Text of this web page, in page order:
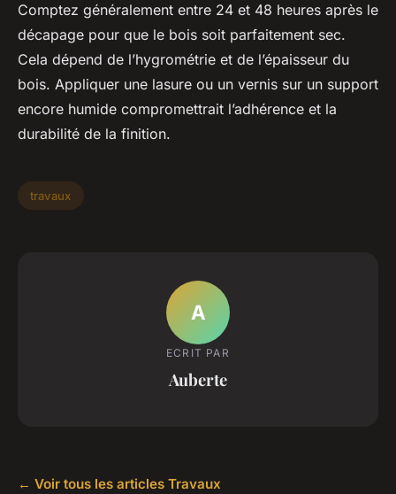
Comptez généralement entre 24 et 48 heures après le
décapage pour que le bois soit parfaitement sec.
Cela dépend de l’hygrométrie et de l’épaisseur du
bois. Appliquer une lasure ou un vernis sur un support
encore humide compromettrait l’adhérence et la
durabilité de la finition.
travaux
A
ECRIT PAR
Auberte
← Voir tous les articles Travaux